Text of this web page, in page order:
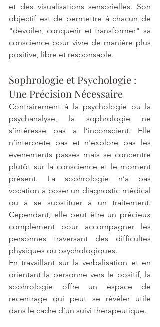
et des visualisations sensorielles. Son
objectif est de permettre à chacun de
"dévoiler, conquérir et transformer" sa
conscience pour vivre de manière plus
positive, libre et responsable.
Sophrologie et Psychologie :
Une Précision Nécessaire
Contrairement à la psychologie ou la
psychanalyse, la sophrologie ne
s’intéresse pas à l’inconscient. Elle
n’interprète pas et n'explore pas les
événements passés mais se concentre
plutôt sur la conscience et le moment
présent. La sophrologie n’a pas
vocation à poser un diagnostic médical
ou à se substituer à un traitement.
Cependant, elle peut être un précieux
complément pour accompagner les
personnes traversant des difficultés
physiques ou psychologiques.
En travaillant sur la verbalisation et en
orientant la personne vers le positif, la
sophrologie offre un espace de
recentrage qui peut se révéler utile
dans le cadre d’un suivi thérapeutique.